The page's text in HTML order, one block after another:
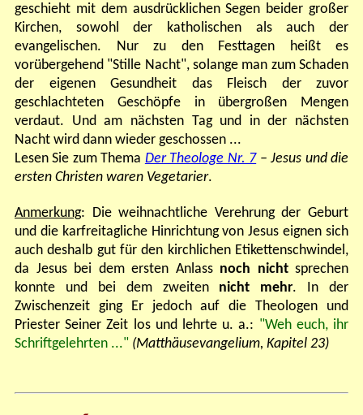
geschieht mit dem ausdrücklichen Segen beider großer
Kirchen, sowohl der katholischen als auch der
evangelischen. Nur zu den Festtagen heißt es
vorübergehend "Stille Nacht", solange man zum Schaden
der eigenen Gesundheit das Fleisch der zuvor
geschlachteten Geschöpfe in übergroßen Mengen
verdaut. Und am nächsten Tag und in der nächsten
Nacht wird dann wieder geschossen ...
Lesen Sie zum Thema Der Theologe Nr. 7– Jesus und die
ersten Christen waren Vegetarier.
Anmerkung: Die weihnachtliche Verehrung der Geburt
und die karfreitagliche Hinrichtung von Jesus eignen sich
auch deshalb gut für den kirchlichen Etikettenschwindel,
da Jesus bei dem ersten Anlass noch nichtsprechen
konnte und bei dem zweiten nicht mehr. In der
Zwischenzeit ging
Er jedoch auf die Theologen und
PriesterSeiner Zeit los und lehrte u. a.: "Weh euch, ihr
Schriftgelehrten ..." (Matthäusevangelium, Kapitel 23)